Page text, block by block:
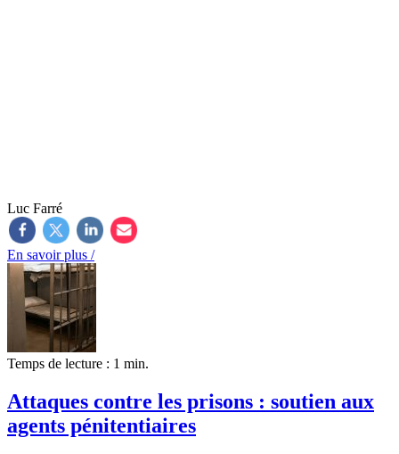
Luc Farré
En savoir plus /
Temps de lecture : 1 min.
Attaques contre les prisons : soutien aux
agents pénitentiaires